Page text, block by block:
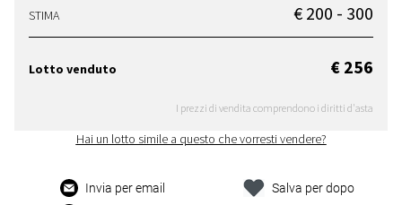
STIMA € 200 - 300
Lotto venduto € 256
I prezzi di vendita comprendono i diritti d'asta
Hai un lotto simile a questo che vorresti vendere?
Invia per email
Salva per dopo